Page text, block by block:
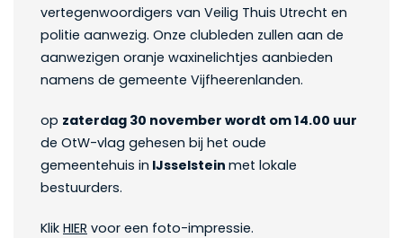
vertegenwoordigers van Veilig Thuis Utrecht en
politie aanwezig. Onze clubleden zullen aan de
aanwezigen oranje waxinelichtjes aanbieden
namens de gemeente Vijfheerenlanden.
op zaterdag 30 november wordt om 14.00 uur
de OtW-vlag gehesen bij het oude
gemeentehuis in IJsselstein met lokale
bestuurders.
Klik HIER voor een foto-impressie.